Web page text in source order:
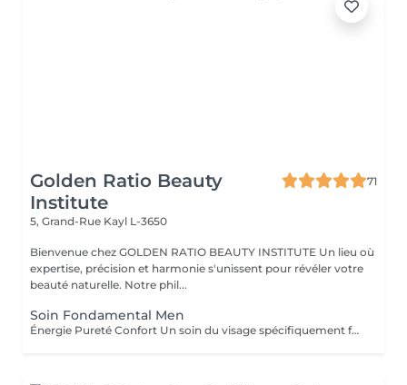
Golden Ratio Beauty
Institute
71
5, Grand-Rue Kayl L-3650
Bienvenue chez GOLDEN RATIO BEAUTY INSTITUTE Un lieu où
expertise, précision et harmonie s'unissent pour révéler votre
beauté naturelle. Notre phil...
Soin Fondamental Men
Énergie Pureté Confort Un soin du visage spécifiquement formulé pour répondre aux besoins de la peau masculine : plus épaisse, plus sujette aux brillances, aux irritations post-rasage et au stress oxydatif. Ce rituel allie nettoyage profond, massage énergisant et actifs revitalisants pour purifier, hydrater et renforcer la peau. Les tensions s'estompent, le teint retrouve éclat et fraîcheur. Un moment de soin sobre, efficace et parfaitement adapté aux hommes d'aujourd'hui. Résultat : une peau nette, tonique, visiblement plus saine et rechargée.